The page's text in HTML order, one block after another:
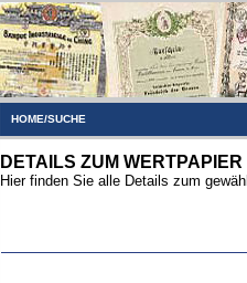
HOME/SUCHE
DETAILS ZUM WERTPAPIER
Hier finden Sie alle Details zum